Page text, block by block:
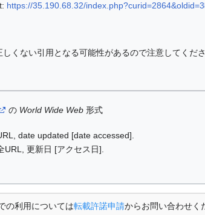
https://35.190.68.32/
くない引用となる可能性があるので注意してくださ
の World Wide Web 形式
date updated [date accessed].
URL, 更新日 [アクセス日].
の利用については転載許諾申請からお問い合わせく